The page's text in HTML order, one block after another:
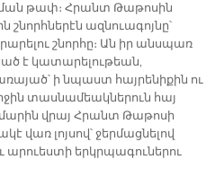
թափ։ Հրանտ Թաթոսին
շնորհներէն ազնուագոյնը՝
շնորհը։ Ան իր անսպառ
է կատարելութեան,
ի նպաստ հայրենիքին ու
տասնամեակներուն հայ
վրայ Հրանտ Թաթոսի
վառ լոյսով՝ ջերմացնելով
արուեստի երկրպագուներու